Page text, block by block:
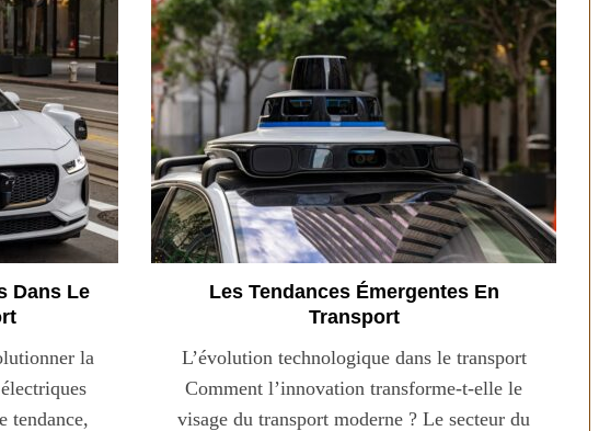
Dans Le
la
tendance,
Les Tendances Émergentes En
Transport
L’évolution technologique dans le transport
Comment l’innovation transforme-t-elle le
visage du transport moderne ? Le secteur du
technologies
: révolution ou
illusion ?
Aliments ultra-transformés
2026 : les vrais risques pour
votre santé